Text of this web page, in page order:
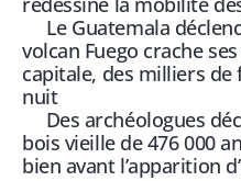
Le Guatemala
volcan Fuego crache
capitale, des milliers de
nuit
Des archéologues
bois vieille de 476 000
bien avant l’apparition